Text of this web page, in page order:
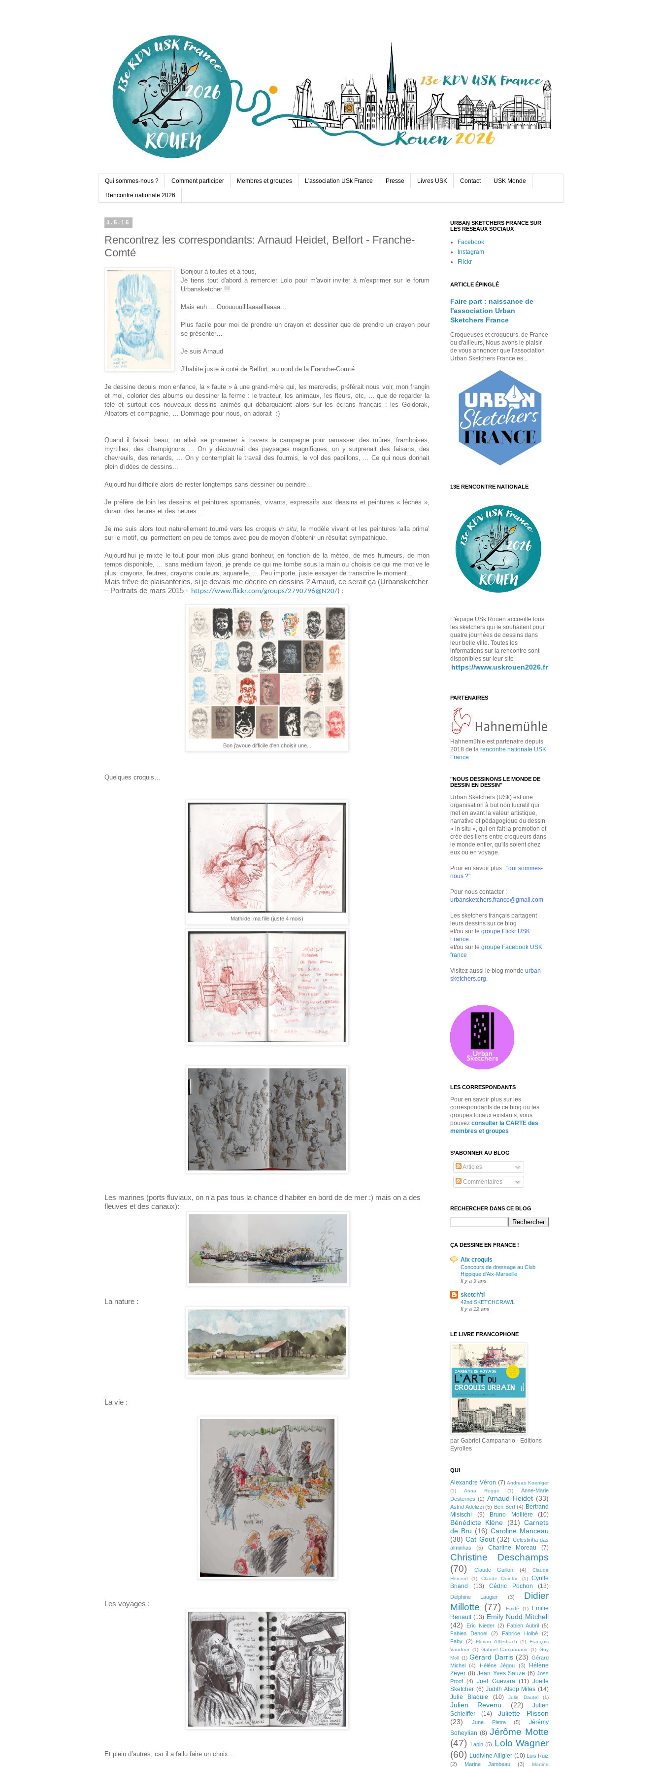
Qui sommes-nous ? Comment participer Membres et groupes L'association USk France Presse Livres USK Contact USK Monde
Rencontre nationale 2026
3.5.15
Rencontrez les correspondants: Arnaud Heidet, Belfort - Franche-
Comté
Bonjour à toutes et à tous,
Je tiens tout d'abord à remercier Lolo pour m'avoir inviter à m'exprimer sur le forum
Urbansketcher !!!
Mais euh ... Ooouuuullllaaaalllaaaa…
Plus facile pour moi de prendre un crayon et dessiner que de prendre un crayon pour
se présenter…
Je suis Arnaud
J’habite juste à coté de Belfort, au nord de la Franche-Comté
Je dessine depuis mon enfance, la « faute » à une grand-mère qui, les mercredis, préférait nous voir, mon frangin
et moi, colorier des albums ou dessiner la ferme : le tracteur, les animaux, les fleurs, etc, … que de regarder la
télé et surtout ces nouveaux dessins animés qui débarquaient alors sur les écrans français : les Goldorak,
Albators et compagnie, … Dommage pour nous, on adorait :)
Quand il faisait beau, on allait se promener à travers la campagne pour ramasser des mûres, framboises,
myrtilles, des champignons … On y découvrait des paysages magnifiques, on y surprenait des faisans, des
chevreuils, des renards, … On y contemplait le travail des fourmis, le vol des papillons, … Ce qui nous donnait
plein d'idées de dessins...
Aujourd’hui difficile alors de rester longtemps sans dessiner ou peindre…
Je préfère de loin les dessins et peintures spontanés, vivants, expressifs aux dessins et peintures « léchés »,
durant des heures et des heures…
Je me suis alors tout naturellement tourné vers les croquis in situ,
le modèle vivant et les peintures ‘alla prima’
sur le motif, qui permettent en peu de temps avec peu de moyen d’obtenir un résultat sympathique.
Aujourd’hui je mixte le tout pour mon plus grand bonheur, en fonction de la météo, de mes humeurs, de mon
temps disponible, …sans médium favori, je prends ce qui me tombe sous la main ou choisis ce qui me motive le
plus: crayons, feutres, crayons couleurs, aquarelle, ... Peu importe, juste essayer de transcrire le moment...
Mais trêve de plaisanteries, si je devais me décrire en dessins ? Arnaud, ce serait ça (Urbansketcher
– Portraits de mars 2015 - https://www.flickr.com/groups/2790796@N20/) :
Bon j'avoue difficile d'en choisir une...
Quelques croquis…
Mathilde, ma fille (juste 4 mois)
Les marines (ports fluviaux, on n'a pas tous la chance d'habiter en bord de de mer :) mais on a des
fleuves et des canaux):
La nature :
La vie :
Les voyages :
Et plein d’autres, car il a fallu faire un choix…
URBAN SKETCHERS FRANCE SUR
LES RÉSEAUX SOCIAUX
Facebook
Instagram
Flickr
ARTICLE ÉPINGLÉ
Faire part : naissance de
l'association Urban
Sketchers France
Croqueuses et croqueurs, de France
ou d'ailleurs, Nous avons le plaisir
de vous annoncer que l'association
Urban Sketchers France es...
13E RENCONTRE NATIONALE
L'équipe USk Rouen accueille tous
les sketchers qui le souhaitent pour
quatre journées de dessins dans
leur belle ville. Toutes les
informations sur la rencontre sont
disponibles sur leur site :
https://www.uskrouen2026.fr
PARTENAIRES
Hahnemühle est partenaire depuis
2018 de la rencontre nationale USK
France
"NOUS DESSINONS LE MONDE DE
DESSIN EN DESSIN"
Urban Sketchers (USk) est une
organisation à but non lucratif qui
met en avant la valeur artistique,
narrative et pédagogique du dessin
« in situ », qui en fait la promotion et
crée des liens entre croqueurs dans
le monde entier, qu'ils soient chez
eux ou en voyage.
Pour en savoir plus : "qui sommes-
nous ?"
Pour nous contacter :
urbansketchers.france@gmail.com
Les sketchers français partagent
leurs dessins sur ce blog
et/ou sur le groupe Flickr USK
France
et/ou sur le groupe Facebook USK
france
Visitez aussi le blog monde urban
sketchers.org
LES CORRESPONDANTS
Pour en savoir plus sur les
correspondants de ce blog ou les
groupes locaux existants, vous
pouvez consulter la CARTE des
membres et groupes
S’ABONNER AU BLOG
Articles
Commentaires
RECHERCHER DANS CE BLOG
ÇA DESSINE EN FRANCE !
Aix croquis
Concours de dressage au Club
Hippique d'Aix-Marseille
Il y a 9 ans
sketch'ti
42nd SKETCHCRAWL
Il y a 12 ans
LE LIVRE FRANCOPHONE
par Gabriel Campanario - Editions
Eyrolles
QUI
Alexandre Véron (7) Andreas Koeniger
(1)
Anna Regge (1)
Anne-Marie
Desternes (2) Arnaud Heidet (33)
Astrid Adelizzi (5) Ben Bert (4) Bertrand
Misischi
(9) Bruno Mollière (10)
Bénédicte Klène (31) Carnets
de Bru (16) Caroline Manceau
(38) Cat Gout (32) Celestinha das
alminhas
(5) Charline Moreau (7)
Christine Deschamps
(70)
Claude Guillon (4)
Claude
Hercent
(1) Claude Quintric (1)
Cyrille
Briand
(13) Cédric Pochon (13)
Delphine Laugier (3)
Didier
Millotte (77) Emdé (1)
Emilie
Renault (13) Emily Nudd Mitchell
(42)
Eric Nieder (2) Fabien Aubril (5)
Fabien Denoel
(2) Fabrice Holbé
(2)
Faby (2) Florian Afflerbach (1)
François
Vaudour (1) Gabriel Campanario (1) Guy
Moll (1) Gérard Darris (23) Gérard
Michel
(4) Hélène Jégou (3)
Hélène
Zeyer (8) Jean Yves Sauze (6) Joss
Proof
(4) Joël Guevara (11) Joëlle
Sketcher (6) Judith Alsop Miles (14)
Julie Blaquie
(10) Julie Dautel (1)
Julien Revenu (22)
Julien
Schleiffer
(14)
Juliette Plisson
(23)
June Pietra (5)
Jérémy
Soheylian (8) Jérôme Motte
(47)
Lapin (5) Lolo Wagner
(60) Ludivine Alligier (10) Luis Ruiz
(2)
Marine Jambeau (3) Martine